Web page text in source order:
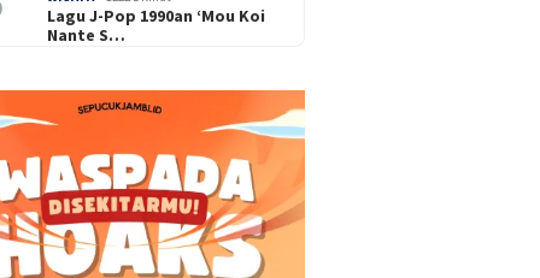
Lagu J-Pop 1990an ‘Mou Koi
Nante S…